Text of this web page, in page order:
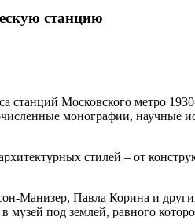
станцию
станций Московского метро
монографии, научные
стилей – от
Манизер, Павла Корина и др
музей под землей, равного